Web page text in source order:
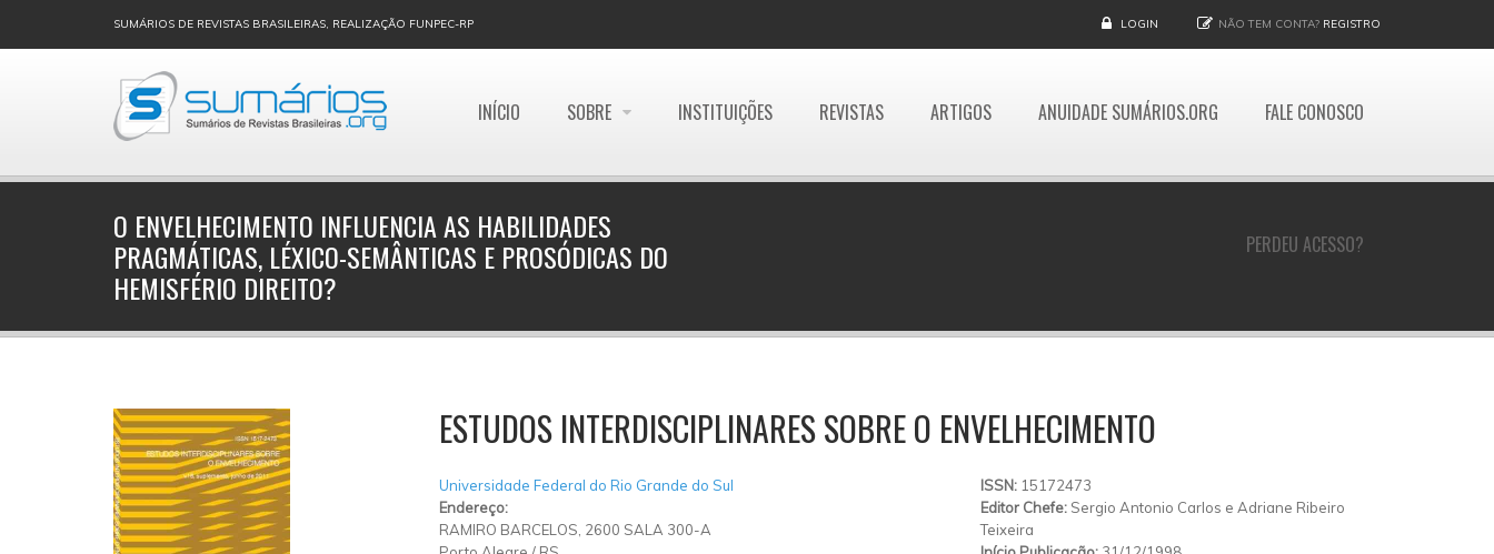
SUMÁRIOS DE REVISTAS BRASILEIRAS, REALIZAÇÃO FUNPEC-RP LOGIN NÃO TEM CONTA? REGISTRO
INÍCIO SOBRE INSTITUIÇÕES REVISTAS ARTIGOS ANUIDADE SUMÁRIOS.ORG FALE CONOSCO
PERDEU ACESSO?
O ENVELHECIMENTO INFLUENCIA AS HABILIDADES
PRAGMÁTICAS, LÉXICO-SEMÂNTICAS E PROSÓDICAS DO
HEMISFÉRIO DIREITO?
ESTUDOS INTERDISCIPLINARES SOBRE O ENVELHECIMENTO
Universidade Federal do Rio Grande do Sul
Endereço:
RAMIRO BARCELOS, 2600 SALA 300-A
ISSN: 15172473
Editor Chefe: Sergio Antonio Carlos e Adriane Ribeiro
Teixeira